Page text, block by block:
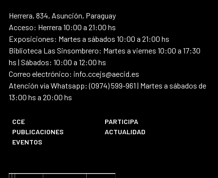
Herrera, 834, Asunción, Paraguay
Acceso: Herrera 10:00 a 21:00 hs
Exposiciones: Martes a sábados 10:00 a 21:00 hs
Biblioteca Las Sinsombrero: Martes a viernes 10:00 a 17:30
hs | Sábados: 10:00 a 12:00 hs
Correo electrónico: info.ccejs@aecid.es
Atención vía Whatsapp: (0974) 599-961 | Martes a sábados de
13:00 hs a 20:00 hs
CCE
PARTICIPA
PUBLICACIONES
ACTUALIDAD
EVENTOS